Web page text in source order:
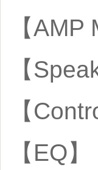
【
【
【
【